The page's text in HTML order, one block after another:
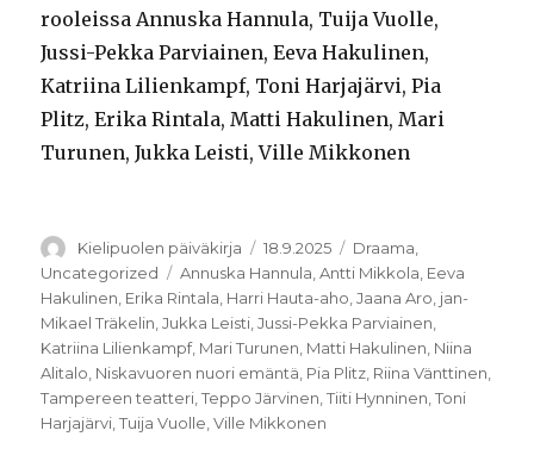
rooleissa Annuska Hannula, Tuija Vuolle,
Jussi-Pekka Parviainen, Eeva Hakulinen,
Katriina Lilienkampf, Toni Harjajärvi, Pia
Plitz, Erika Rintala, Matti Hakulinen, Mari
Turunen, Jukka Leisti, Ville Mikkonen
Kirjoittaja
Kielipuolen päiväkirja Julkaistu
18.9.2025 Kategoriat
Draama
Uncategorized
Avainsanat
Annuska Hannula,Antti Mikkola, Eeva
Hakulinen, Erika Rintala, Harri Hauta-aho,Jaana Aro, jan-
Mikael Träkelin,Jukka Leisti,Jussi-Pekka Parviainen,
Katriina Lilienkampf, Mari Turunen, Matti Hakulinen, Niina
Alitalo, Niskavuoren nuori emäntä, Pia Plitz, Riina Vänttinen,
Tampereen teatteri,Teppo Järvinen,Tiiti Hynninen,Toni
Harjajärvi,Tuija Vuolle,Ville Mikkonen